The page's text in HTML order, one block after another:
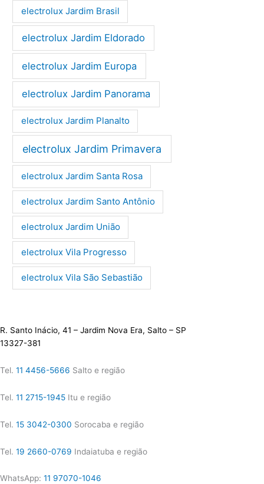
electrolux Jardim Brasil
electrolux Jardim Eldorado
electrolux Jardim Europa
electrolux Jardim Panorama
electrolux Jardim Planalto
electrolux Jardim Primavera
electrolux Jardim Santa Rosa
electrolux Jardim Santo Antônio
electrolux Jardim União
electrolux Vila Progresso
electrolux Vila São Sebastião
R. Santo Inácio, 41 – Jardim Nova Era, Salto – SP
13327-381
Tel. 11 4456-5666 Salto e região
Tel. 11 2715-1945 Itu e região
Tel. 15 3042-0300 Sorocaba e região
Tel. 19 2660-0769 Indaiatuba e região
WhatsApp: 11 97070-1046